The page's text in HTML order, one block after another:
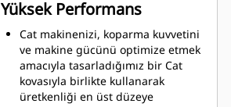
Yüksek Performans
Cat makinenizi, koparma kuvvetini
ve makine gücünü optimize etmek
amacıyla tasarladığımız bir Cat
kovasıyla birlikte kullanarak
üretkenliği en üst düzeye